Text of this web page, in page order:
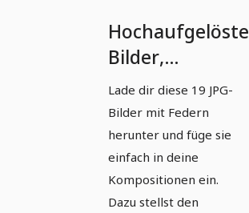
Hochaufgelöste
Bilder,
Texturen &
Overlays: weiße
Federn vor
schwarzem
Hintergrund 1
Lade dir diese 19 JPG-
Bilder mit Federn
herunter und füge sie
einfach in deine
Kompositionen ein.
Dazu stellst den